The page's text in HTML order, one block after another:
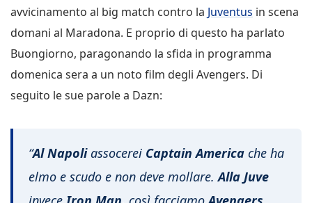
avvicinamento al big match contro la Juventus in scena
domani al Maradona. E proprio di questo ha parlato
Buongiorno, paragonando la sfida in programma
domenica sera a un noto film degli Avengers. Di
seguito le sue parole a Dazn:
“Al Napoliassocerei Captain America che ha
elmo e scudo e non deve mollare.Alla Juve